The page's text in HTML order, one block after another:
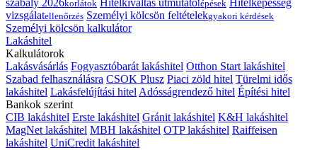
szabály 2026korlátok Hitelkiváltás útmutatólépések Hitelképesség
vizsgálatellenőrzés Személyi kölcsön feltételekgyakori kérdések
Személyi kölcsön kalkulátor
Lakáshitel
Kalkulátorok
Lakásvásárlás Fogyasztóbarát lakáshitel Otthon Start lakáshitel
Szabad felhasználásra CSOK Plusz Piaci zöld hitel Türelmi idős
lakáshitel Lakásfelújítási hitelAdósságrendező hitel Építési hitel
Bankok szerint
CIB lakáshitel Erste lakáshitel Gránit lakáshitel K&H lakáshitel
MagNet lakáshitel MBH lakáshitel OTP lakáshitel Raiffeisen
lakáshitel UniCredit lakáshitel